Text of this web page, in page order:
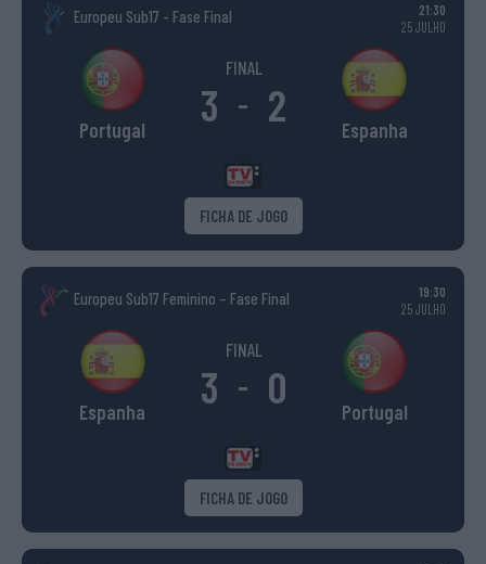
Europeu Sub17 - Fase Final
21:30
25 JULHO
Portugal
FINAL
3 - 2 Espanha
FICHA DE JOGO
Europeu Sub17 Feminino – Fase Final
19:30
25 JULHO
Espanha
FINAL
3 - 0 Portugal
FICHA DE JOGO